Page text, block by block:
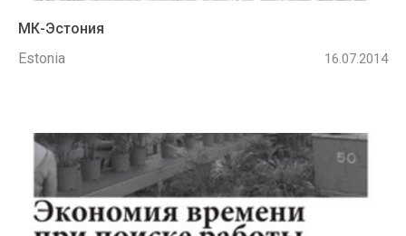
МК-Эстония
Estonia
16.07.2014